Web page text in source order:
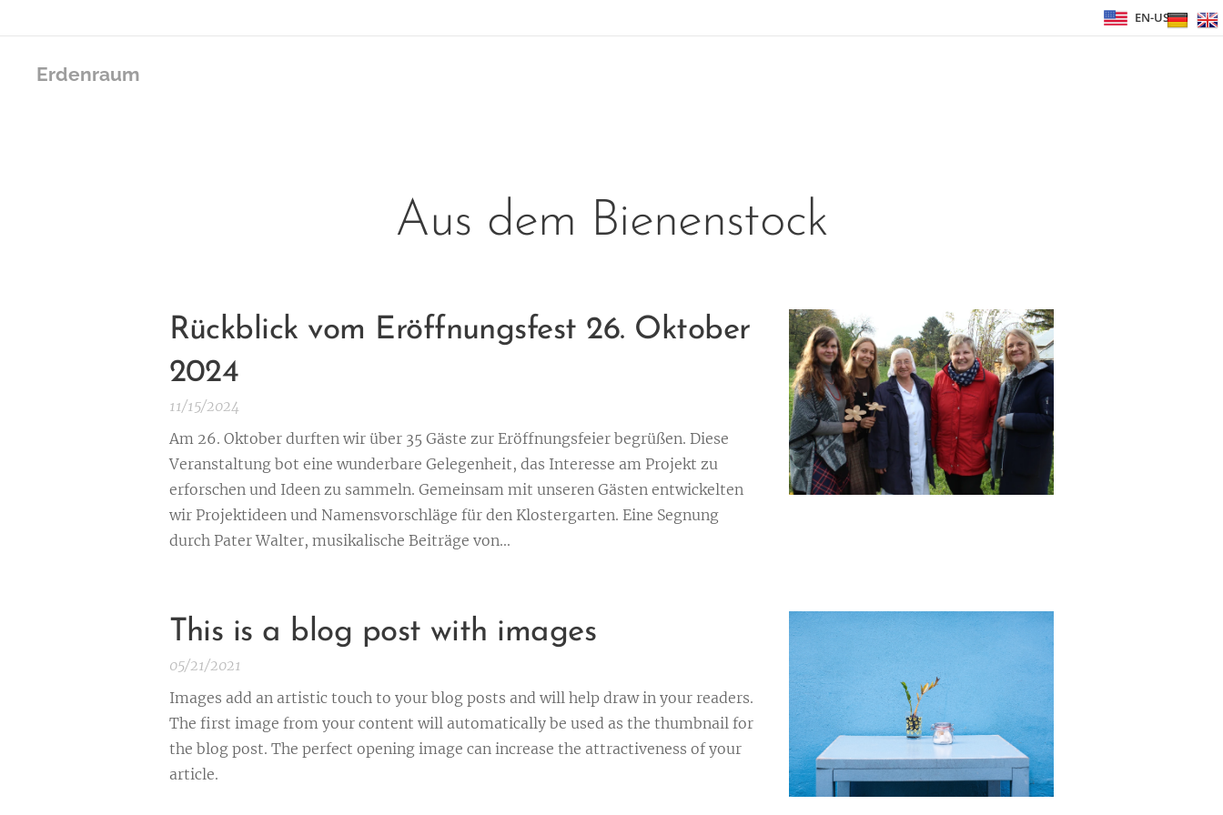
EN-US
Erdenraum
Aus dem Bienenstock
Rückblick vom Eröffnungsfest 26. Oktober
2024
11/15/2024
Am 26. Oktober durften wir über 35 Gäste zur Eröffnungsfeier begrüßen. Diese
Veranstaltung bot eine wunderbare Gelegenheit, das Interesse am Projekt zu
erforschen und Ideen zu sammeln. Gemeinsam mit unseren Gästen entwickelten
wir Projektideen und Namensvorschläge für den Klostergarten. Eine Segnung
durch Pater Walter, musikalische Beiträge von...
This is a blog post with images
05/21/2021
Images add an artistic touch to your blog posts and will help draw in your readers.
The first image from your content will automatically be used as the thumbnail for
the blog post. The perfect opening image can increase the attractiveness of your
article.